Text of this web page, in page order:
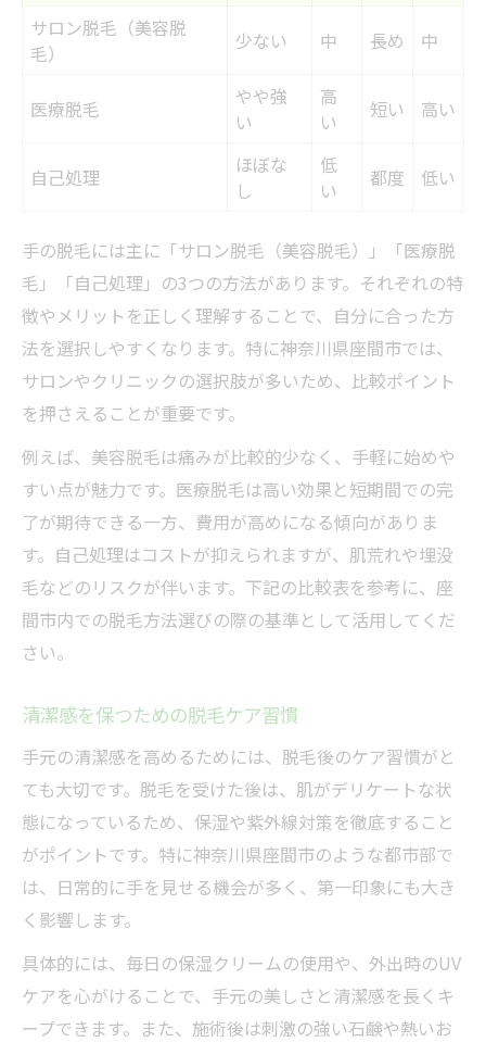
短期間で完了する脱毛の特徴
都度払いと回数プランの選び方
納得感を高めるカウンセリング活用法
納得度が違う手の脱毛チェック術
失敗しない脱毛のチェックポイント表
通いやすさを左右する立地条件
勧誘や追加料金の有無を見極める
満足度を左右するアフターケア
清潔感アップを叶える脱毛体験談
手の脱毛体験談まとめ比較表
脱毛前後で感じた変化と効果
短期間で実感できた清潔感の違い
手元を褒められたエピソード集
通いやすさや雰囲気のリアルな声
サロン脱毛（美容脱
毛）
少ない 中 長め 中
医療脱毛
やや強
い
高
い
短い 高い
自己処理
ほぼな
し
低
い
都度 低い
手の脱毛には主に「サロン脱毛（美容脱毛）」「医療脱
毛」「自己処理」の3つの方法があります。それぞれの特
徴やメリットを正しく理解することで、自分に合った方
法を選択しやすくなります。特に神奈川県座間市では、
サロンやクリニックの選択肢が多いため、比較ポイント
を押さえることが重要です。
例えば、美容脱毛は痛みが比較的少なく、手軽に始めや
すい点が魅力です。医療脱毛は高い効果と短期間での完
了が期待できる一方、費用が高めになる傾向がありま
す。自己処理はコストが抑えられますが、肌荒れや埋没
毛などのリスクが伴います。下記の比較表を参考に、座
間市内での脱毛方法選びの際の基準として活用してくだ
さい。
清潔感を保つための脱毛ケア習慣
手元の清潔感を高めるためには、脱毛後のケア習慣がと
ても大切です。脱毛を受けた後は、肌がデリケートな状
態になっているため、保湿や紫外線対策を徹底すること
がポイントです。特に神奈川県座間市のような都市部で
は、日常的に手を見せる機会が多く、第一印象にも大き
く影響します。
具体的には、毎日の保湿クリームの使用や、外出時のUV
ケアを心がけることで、手元の美しさと清潔感を長くキ
ープできます。また、施術後は刺激の強い石鹸や熱いお